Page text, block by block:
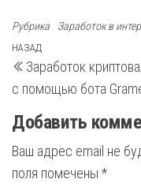
Рубрика Заработок в
Навигация
по
записям
Предыдущая
запись
НАЗАД
Заработок
с помощью бота
Добавить
Ваш адрес email не
поля помечены *